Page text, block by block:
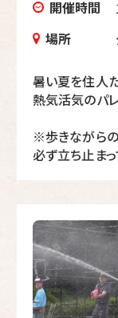
開催時間
場所
暑い夏を住人
熱気活気のパ
※歩きながらの
必ず立ち止まっ